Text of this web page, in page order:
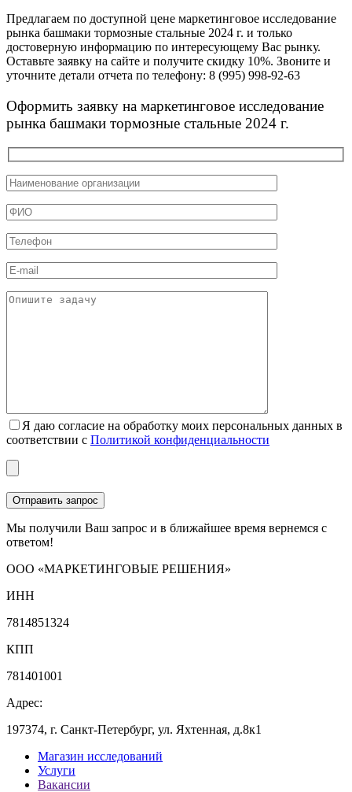
Предлагаем по доступной цене маркетинговое исследование
рынка башмаки тормозные стальные 2024 г. и только
достоверную информацию по интересующему Вас рынку.
Оставьте заявку на сайте и получите скидку 10%. Звоните и
уточните детали отчета по телефону: 8 (995) 998-92-63
Оформить заявку на маркетинговое исследование
рынка башмаки тормозные стальные 2024 г.
Я даю согласие на обработку моих персональных данных в
соответствии с Политикой конфиденциальности
Мы получили Ваш запрос и в ближайшее время вернемся с
ответом!
ООО «МАРКЕТИНГОВЫЕ РЕШЕНИЯ»
ИНН
7814851324
КПП
781401001
Адрес:
197374, г. Санкт-Петербург, ул. Яхтенная, д.8к1
Магазин исследований
Услуги
Вакансии